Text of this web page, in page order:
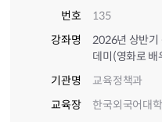
번호
135
강좌명
2026년 상반기
데미(영화로 배
기관명
교육정책과
교육장
한국외국어대